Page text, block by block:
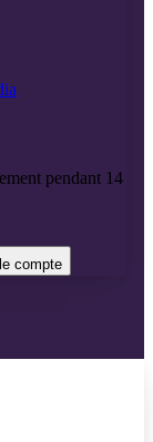
pendant 14
compte